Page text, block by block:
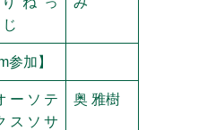
参加】
ーソテ
スソサ
奥 雅樹